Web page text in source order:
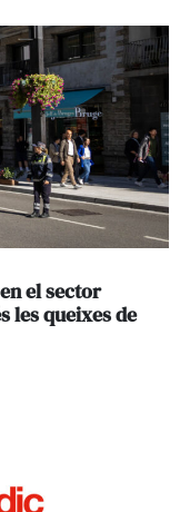
el sector
les queixes de